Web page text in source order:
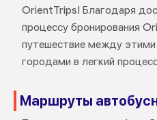
OrientTrips! Благодаря
процессу бронирования
путешествие между
городами в легкий
Маршруты